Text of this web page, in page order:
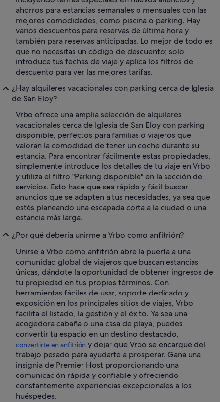
ahorros para estancias semanales o mensuales con las
mejores comodidades, como piscina o parking. Hay
varios descuentos para reservas de última hora y
también para reservas anticipadas. Lo mejor de todo es
que no necesitas un código de descuento; solo
introduce tus fechas de viaje y aplica los filtros de
descuento para ver las mejores tarifas.
¿Hay alquileres vacacionales con parking cerca de Iglesia
de San Eloy?
Vrbo ofrece una amplia selección de alquileres
vacacionales cerca de Iglesia de San Eloy con parking
disponible, perfectos para familias o viajeros que
valoran la comodidad de tener un coche durante su
estancia. Para encontrar fácilmente estas propiedades,
simplemente introduce los detalles de tu viaje en Vrbo
y utiliza el filtro "Parking disponible" en la sección de
servicios. Esto hace que sea rápido y fácil buscar
anuncios que se adapten a tus necesidades, ya sea que
estés planeando una escapada corta a la ciudad o una
estancia más larga.
¿Por qué debería unirme a Vrbo como anfitrión?
Unirse a Vrbo como anfitrión abre la puerta a una
comunidad global de viajeros que buscan estancias
únicas, dándote la oportunidad de obtener ingresos de
tu propiedad en tus propios términos. Con
herramientas fáciles de usar, soporte dedicado y
exposición en los principales sitios de viajes, Vrbo
facilita el listado, la gestión y el éxito. Ya sea una
acogedora cabaña o una casa de playa, puedes
convertir tu espacio en un destino destacado,
convertirte en anfitrión y dejar que Vrbo se encargue del
trabajo pesado para ayudarte a prosperar. Gana una
insignia de Premier Host proporcionando una
comunicación rápida y confiable y ofreciendo
constantemente experiencias excepcionales a los
huéspedes.